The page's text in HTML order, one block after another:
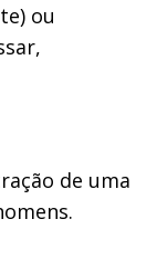
ou
de uma